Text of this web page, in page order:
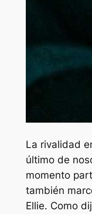
La rivalidad
último de
momento
también
Ellie. Como